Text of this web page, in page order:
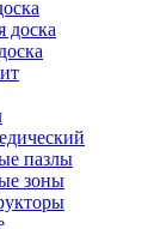
доска
пазлы
зоны